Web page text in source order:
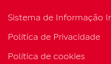
Sistema de Informação
Política de Privacidade
Política de cookies